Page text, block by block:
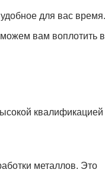
для вас время.
вам воплотить
квалификацией
металлов. Это